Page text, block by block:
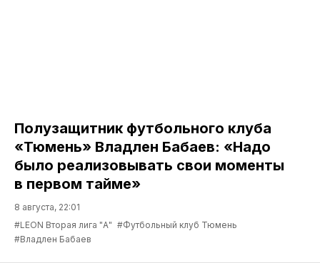
Полузащитник футбольного клуба
«Тюмень» Владлен Бабаев: «Надо
было реализовывать свои моменты
в первом тайме»
8 августа, 22:01
#LEON Вторая лига "А" #Футбольный клуб Тюмень
#Владлен Бабаев